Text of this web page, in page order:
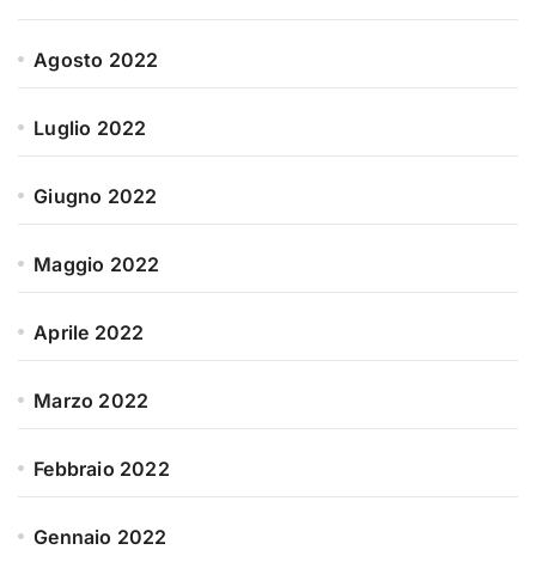
Agosto 2022
Luglio 2022
Giugno 2022
Maggio 2022
Aprile 2022
Marzo 2022
Febbraio 2022
Gennaio 2022